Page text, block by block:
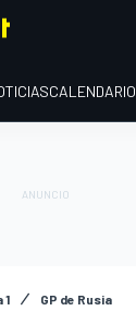
CALENDARIO
1 GP de Rusia